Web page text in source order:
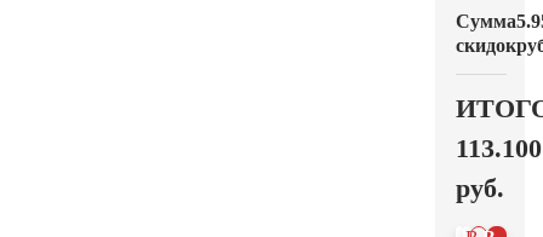
Сумма
скидок
113.100
руб.